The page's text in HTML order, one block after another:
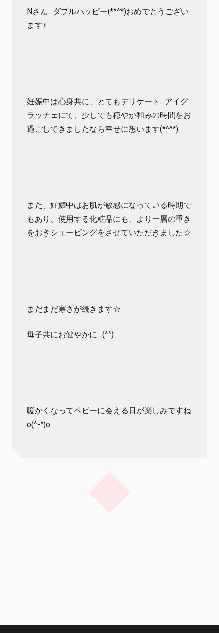
Nさん…ダブルハッピー(*^^*)おめでとうござい
ます♪
妊娠中は心身共に、とてもデリケート…アイグ
ラッチェにて、少しでも穏やか和みの時間をお
過ごしできましたなら幸せに想います(*^^*)
また、妊娠中はお肌が敏感になっている時期で
もあり、使用する化粧品にも、より一層の重き
をおきシェービングをさせていただきました☆
まだまだ寒さが続きます☆
母子共にお健やかに…(^^)
暖かくなってベビーに会える日が楽しみですね
o(^-^)o